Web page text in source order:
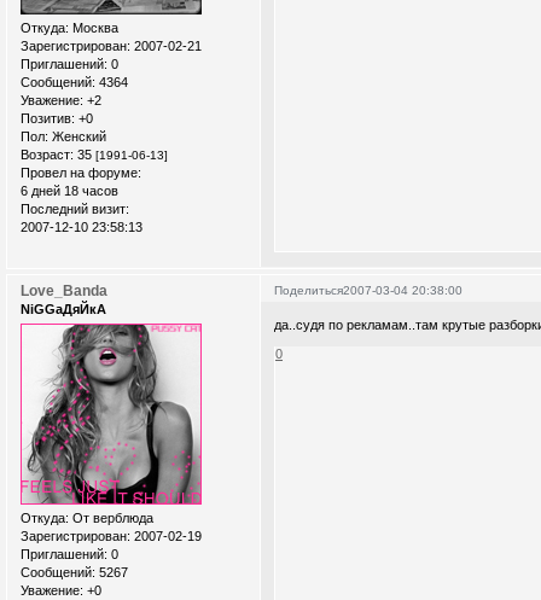
Откуда: Москва
Зарегистрирован: 2007-02-21
Приглашений: 0
Сообщений: 4364
Уважение: +2
Позитив: +0
Пол: Женский
Возраст: 35 [1991-06-13]
Провел на форуме:
6 дней 18 часов
Последний визит:
2007-12-10 23:58:13
Поделиться2007-03-04 20:38:00
Love_Banda
NiGGaДяЙкА
Откуда: От верблюда
Зарегистрирован: 2007-02-19
Приглашений: 0
Сообщений: 5267
Уважение: +0
да..судя по рекламам..там крутые
0